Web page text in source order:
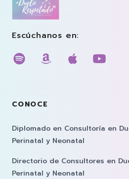
Escúchanos en:
Escúchanos en
Escúchanos en
CONOCE
Diplomado en Consultoría en
Perinatal y Neonatal
Directorio de Consultores en
Perinatal y Neonatal